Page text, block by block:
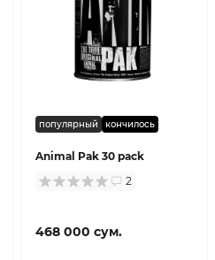
популярный кончилось
Animal Pak 30 pack
2
468 000 сум.